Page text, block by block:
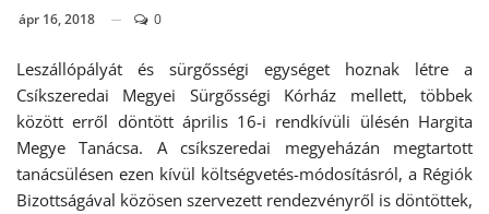
ápr 16, 2018 0
Leszállópályát és sürgősségi egységet hoznak létre a
Csíkszeredai Megyei Sürgősségi Kórház mellett, többek
között erről döntött április 16-i rendkívüli ülésén Hargita
Megye Tanácsa. A csíkszeredai megyeházán megtartott
tanácsülésen ezen kívül költségvetés-módosításról, a Régiók
Bizottságával közösen szervezett rendezvényről is döntöttek,